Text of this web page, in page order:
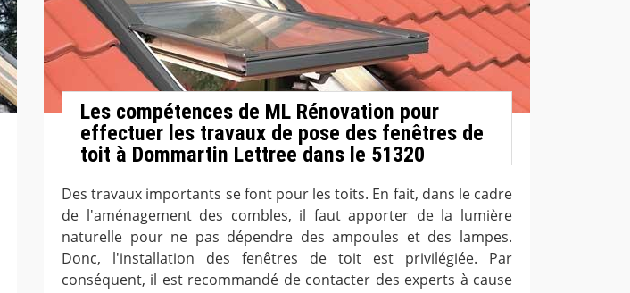
Les compétences de ML Rénovation pour
effectuer les travaux de pose des fenêtres de
toit à Dommartin Lettree dans le 51320
Des travaux importants se font pour les toits. En fait, dans le cadre
de l'aménagement des combles, il faut apporter de la lumière
naturelle pour ne pas dépendre des ampoules et des lampes.
Donc, l'installation des fenêtres de toit est privilégiée. Par
conséquent, il est recommandé de contacter des experts à cause